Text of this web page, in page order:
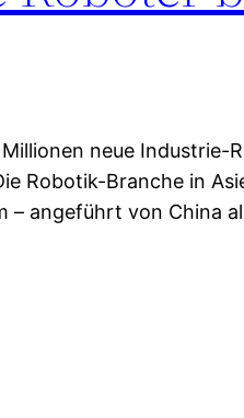
neue Industrie-
Robotik-Branche in
– angeführt von China